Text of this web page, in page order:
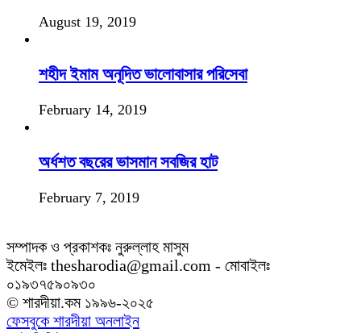
August 19, 2019
শহীদ ইমাম অনূদিত ভালোবাসার পরিসেবা
February 14, 2019
অর্ধশত বছরের ভাসমান সবজির হাট
February 7, 2019
সম্পাদক ও প্রকাশকঃ নুরুল্লাহ মাসুম
ইমেইলঃ thesharodia@gmail.com - মোবাইলঃ
০১৯৩৭৫৯০৯৩০
© শারদীয়া.কম ১৯৯৬-২০২৫
ফেসবুকে শারদীয়া অনলাইন